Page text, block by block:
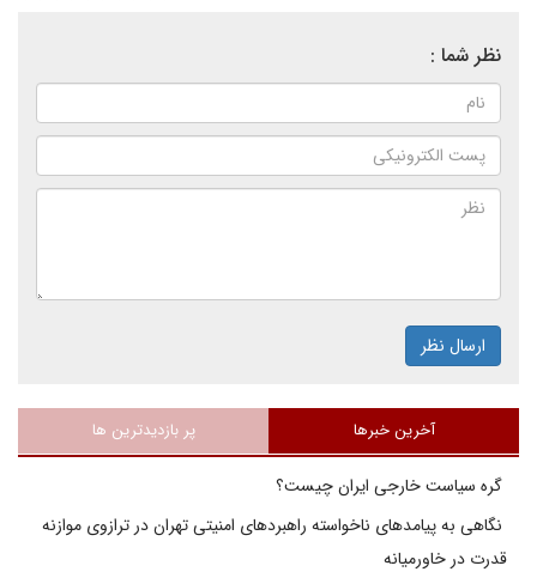
نظر شما :
ارسال نظر
آخرین خبرها پر بازدیدترین ها
گره سیاست خارجی ایران چیست؟
نگاهی به پیامدهای ناخواسته راهبردهای امنیتی تهران در ترازوی موازنه
قدرت در خاورمیانه